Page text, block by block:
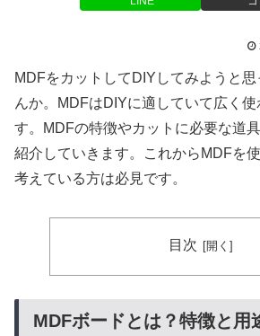
MDFをカットしてDIYしてみようと
んか。MDFはDIYに適していて広く
す。MDFの特徴やカットに必要な道
紹介していきます。これからMDFを
考えている方は必見です。
目次
MDFボードとは？特徴と用